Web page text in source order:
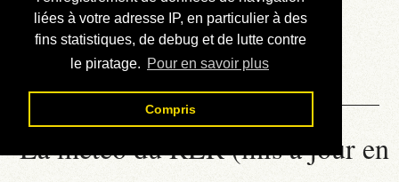
liées à votre adresse IP, en particulier à des
fins statistiques, de debug et de lutte contre
le piratage. Pour en savoir plus
Compris
Liens externes
Téléchargement
Contact
La météo du RER (mis à jour en